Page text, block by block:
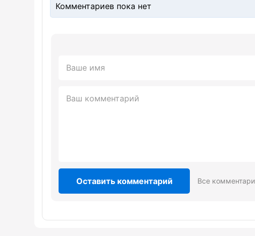
Комментариев пока нет
Оставить комментарий Все